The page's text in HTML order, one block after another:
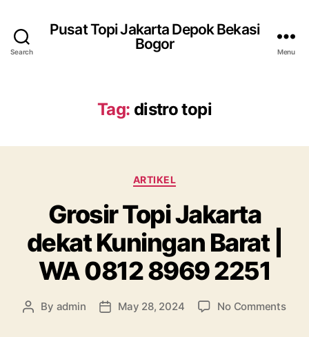
Search
Pusat Topi Jakarta Depok Bekasi
Bogor
Menu
Tag: distro topi
Categories
ARTIKEL
Grosir Topi Jakarta
dekat Kuningan Barat |
WA 0812 8969 2251
Post
By admin
PostMay 28, 2024 No Commentson